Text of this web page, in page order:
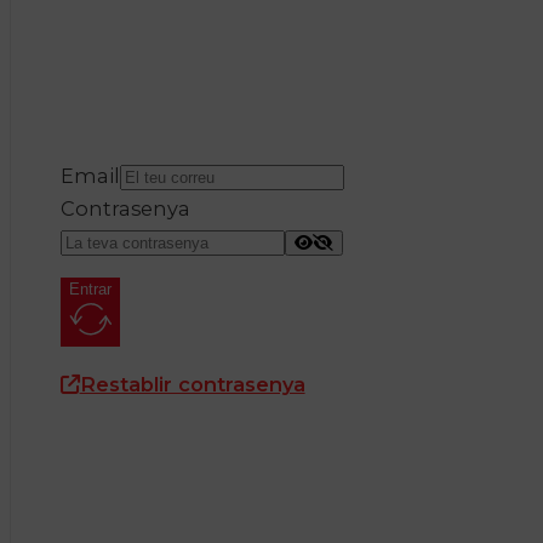
Email
Contrasenya
Entrar
Restablir contrasenya